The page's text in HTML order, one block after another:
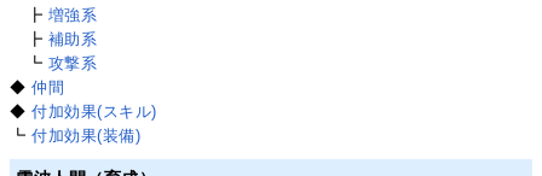
┣ 増強系
┣ 補助系
┗ 攻撃系
◆仲間
◆付加効果(スキル)
┗付加効果(装備)